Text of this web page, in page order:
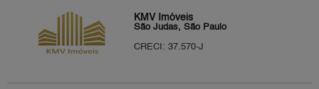
KMV Imóveis
São Judas, São Paulo
CRECI: 37.570-J